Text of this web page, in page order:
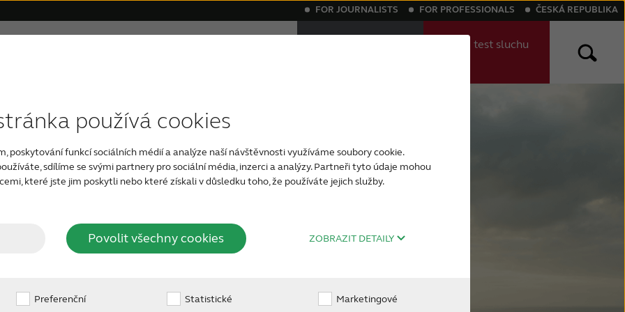
používá cookies
poskytování funkcí sociálních médií a analýze naší návštěvnosti využíváme soubory cookie.
sdílíme se svými partnery pro sociální média, inzerci a analýzy. Partneři tyto údaje mohou
které jste jim poskytli nebo které získali v důsledku toho, že používáte jejich služby.
Povolit všechny cookies ZOBRAZIT DETAILY
Preferenční Statistické Marketingové
Wireless příslušenství
Nedoslýchavost způsobená věkem
Kompatibilita sluchadel
FOR JOURNALISTS FOR PROFESSIONALS ČESKÁ REPUBLIKA
Onlinetest sluchu
tinnitus, Aplikace
diskrétně získat